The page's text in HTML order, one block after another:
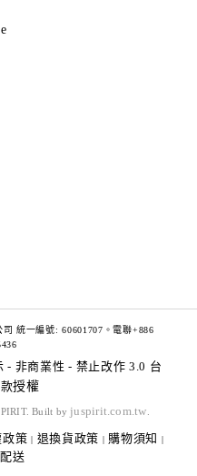
統一編號: 60601707。電聯+886
- 非商業性 - 禁止改作 3.0 台
授權
Built by juspirit.com.tw
政策 | 退換貨政策 | 購物須知 |
送